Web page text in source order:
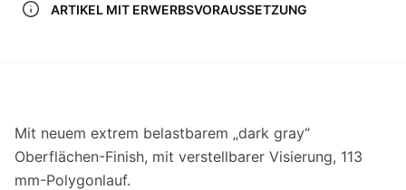
ARTIKEL MIT ERWERBSVORAUSSETZUNG
Mit neuem extrem belastbarem „dark gray“
Oberflächen-Finish, mit verstellbarer Visierung, 113
mm-Polygonlauf.